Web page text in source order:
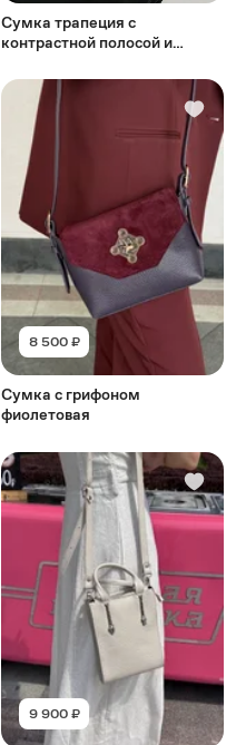
Сумка трапеция с
контрастной полосой и
8 500 ₽
Сумка с грифоном
фиолетовая
9 900 ₽